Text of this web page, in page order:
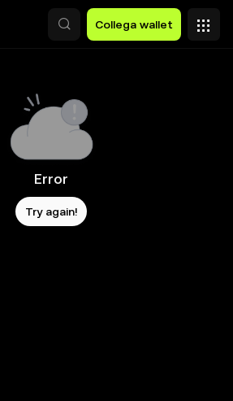
Collega wallet
Error
Try again!